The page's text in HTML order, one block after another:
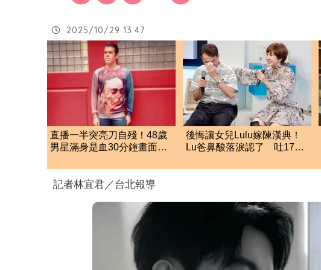
2025/10/29 13:47
直播一半突亮刀自殘！48歲
男星滿身是血30分鐘畫面瘋
後悔讓女兒Lulu嫁陳漢典！
Lu爸鼻酸落淚認了 吐17字
記者林宜君／台北報導